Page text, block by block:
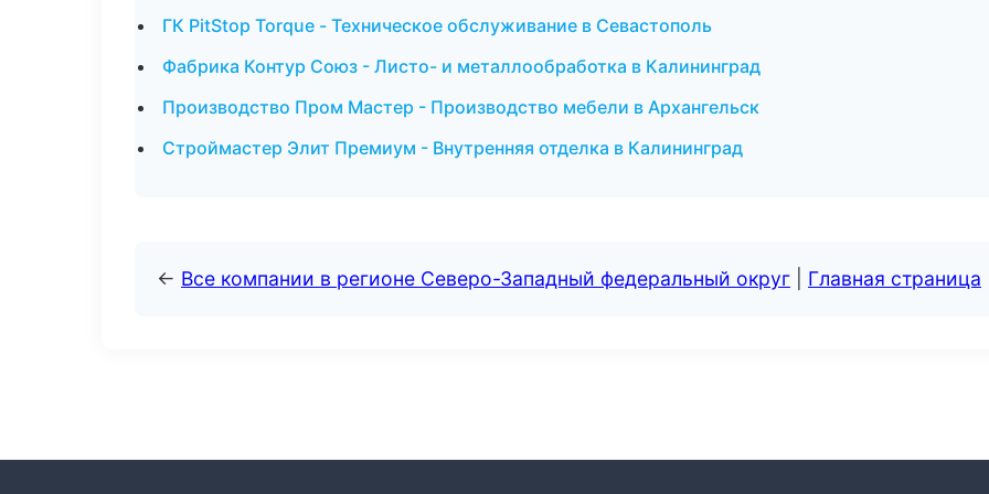
ГК PitStop Torque - Техническое обслуживание в Севастополь
Фабрика Контур Союз - Листо- и металлообработка в Калининград
Производство Пром Мастер - Производство мебели в Архангельск
Строймастер Элит Премиум - Внутренняя отделка в Калининград
← Все компании в регионе Северо-Западный федеральный округ Главная страница